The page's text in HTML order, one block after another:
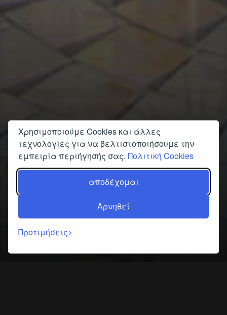
Χρησιμοποιούμε Cookies και άλλες
τεχνολογίες για να βελτιστοποιήσουμε την
εμπειρία περιήγησής σας. Πολιτική Cookies
αποδέχομαι
Αρνηθεί
Προτιμήσεις